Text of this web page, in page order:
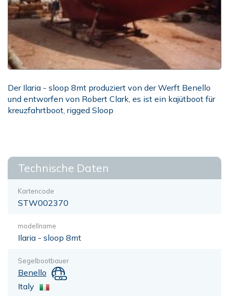
Der Ilaria - sloop 8mt produziert von der Werft Benello
und entworfen von Robert Clark, es ist ein kajütboot für
kreuzfahrtboot, rigged Sloop
Technische Daten
Kartencode
STW002370
modellname
Ilaria - sloop 8mt
Segelbootbauer
Benello
Italy